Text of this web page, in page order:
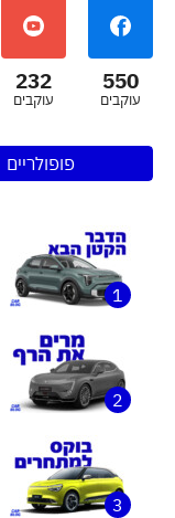
550
עוקבים
232
עוקבים
פופולריים
1
2
3